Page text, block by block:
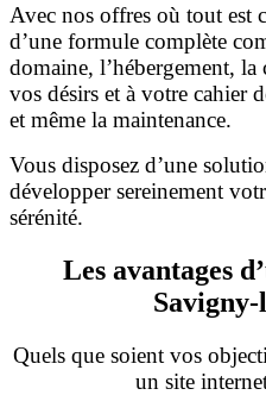
Avec nos offres où tout est
d’une formule complète
domaine, l’hébergement,
vos désirs et à votre cahier
et même la maintenance.
Vous disposez d’une
développer sereinement
sérénité.
Les avantages
Quels que soient vos
un site